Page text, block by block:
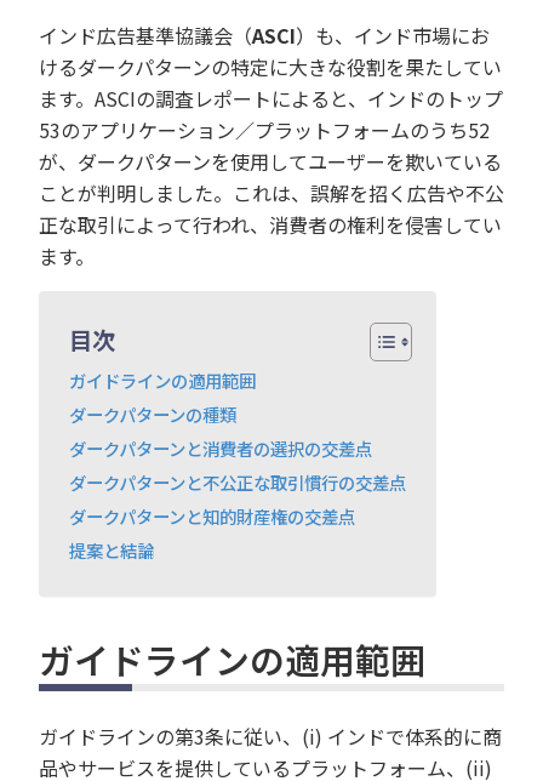
インド広告基準協議会（ASCI）も、インド市場にお
けるダークパターンの特定に大きな役割を果たしてい
ます。ASCIの調査レポートによると、インドのトップ
53のアプリケーション／プラットフォームのうち52
が、ダークパターンを使用してユーザーを欺いている
ことが判明しました。これは、誤解を招く広告や不公
正な取引によって行われ、消費者の権利を侵害してい
ます。
目次
ガイドラインの適用範囲
ダークパターンの種類
ダークパターンと消費者の選択の交差点
ダークパターンと不公正な取引慣行の交差点
ダークパターンと知的財産権の交差点
提案と結論
ガイドラインの適用範囲
ガイドラインの第3条に従い、(i) インドで体系的に商
品やサービスを提供しているプラットフォーム、(ii)